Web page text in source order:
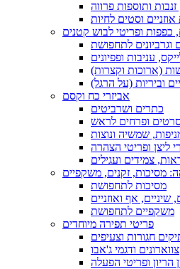
ותוספות פרווה
וסטים לחיות
כפפות ופריטי לבוש קטנים
וגרביונים לתחפושת
עניבות ופפיונים
(ארוכות וקצרות)
וביריות (על הרגל)
אביזרי כח וקסם
כתרים ושרביטים
ופרחים לראש
שמשיה ונוצות
ליצן ופריטי הצהרה
צמידים ועגילים
מסיכות, זקנים, משקפיים
מסיכות לתחפושת
שיניים, אף ואוזניים
משקפיים לתחפושת
פריטי תפירה מיוחדים
חגורות וצעיפים
צווארונים ודגמי ג'אבו
הריון ופריטי הפעלה